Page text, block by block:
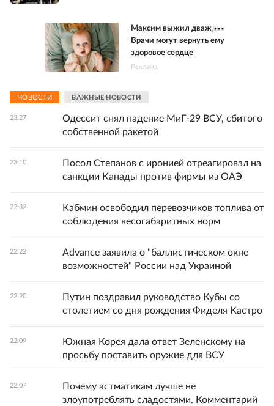
Максим выжил дважды.
Врачи могут вернуть ему
здоровое сердце
Реклама
НОВОСТИ ВАЖНЫЕ НОВОСТИ
23:27
Одессит снял падение МиГ-29 ВСУ, сбитого
собственной ракетой
23:10
Посол Степанов с иронией отреагировал на
санкции Канады против фирмы из ОАЭ
22:32
Кабмин освободил перевозчиков топлива от
соблюдения весогабаритных норм
22:22
Advance заявила о "баллистическом окне
возможностей" России над Украиной
22:20
Путин поздравил руководство Кубы со
столетием со дня рождения Фиделя Кастро
22:09
Южная Корея дала ответ Зеленскому на
просьбу поставить оружие для ВСУ
22:07
Почему астматикам лучше не
злоупотреблять сладостями. Комментарий